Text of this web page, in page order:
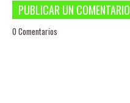
PUBLICAR UN COMENTARIO
0 Comentarios